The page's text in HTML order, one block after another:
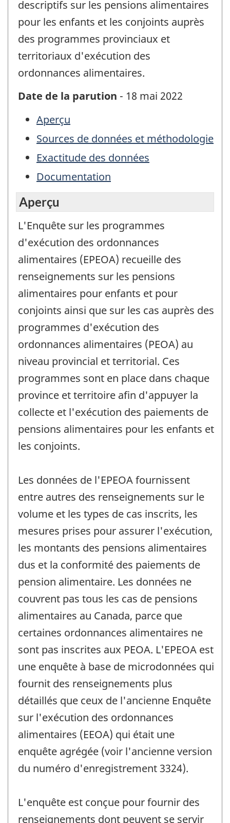
descriptifs sur les pensions alimentaires
pour les enfants et les conjoints auprès
des programmes provinciaux et
territoriaux d'exécution des
ordonnances alimentaires.
Date de la parution - 18 mai 2022
Aperçu
Sources de données et méthodologie
Exactitude des données
Documentation
Aperçu
L'Enquête sur les programmes
d'exécution des ordonnances
alimentaires (EPEOA) recueille des
renseignements sur les pensions
alimentaires pour enfants et pour
conjoints ainsi que sur les cas auprès des
programmes d'exécution des
ordonnances alimentaires (PEOA) au
niveau provincial et territorial. Ces
programmes sont en place dans chaque
province et territoire afin d'appuyer la
collecte et l'exécution des paiements de
pensions alimentaires pour les enfants et
les conjoints.
Les données de l'EPEOA fournissent
entre autres des renseignements sur le
volume et les types de cas inscrits, les
mesures prises pour assurer l'exécution,
les montants des pensions alimentaires
dus et la conformité des paiements de
pension alimentaire. Les données ne
couvrent pas tous les cas de pensions
alimentaires au Canada, parce que
certaines ordonnances alimentaires ne
sont pas inscrites aux PEOA. L'EPEOA est
une enquête à base de microdonnées qui
fournit des renseignements plus
détaillés que ceux de l'ancienne Enquête
sur l'exécution des ordonnances
alimentaires (EEOA) qui était une
enquête agrégée (voir l'ancienne version
du numéro d'enregistrement 3324).
L'enquête est conçue pour fournir des
renseignements dont peuvent se servir